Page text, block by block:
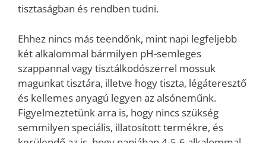
tisztaságban és rendben tudni.
Ehhez nincs más teendőnk, mint napi legfeljebb
két alkalommal bármilyen pH-semleges
szappannal vagy tisztálkodószerrel mossuk
magunkat tisztára, illetve hogy tiszta, légáteresztő
és kellemes anyagú legyen az alsóneműnk.
Figyelmeztetünk arra is, hogy nincs szükség
semmilyen speciális, illatosított termékre, és